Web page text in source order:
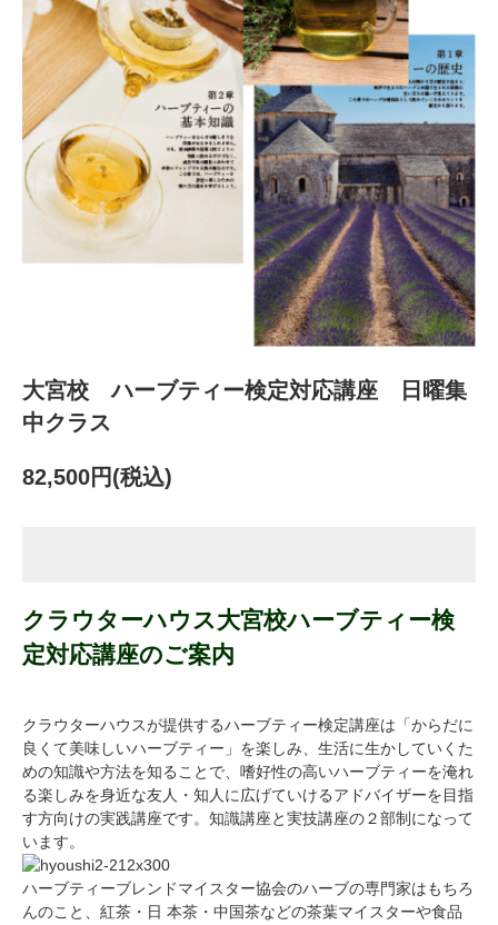
大宮校 ハーブティー検定対応講座 日曜集
中クラス
82,500円(税込)
クラウターハウス大宮校ハーブティー検
定対応講座のご案内
クラウターハウスが提供するハーブティー検定講座は「からだに
良くて美味しいハーブティー」を楽しみ、生活に生かしていくた
めの知識や方法を知ることで、嗜好性の高いハーブティーを淹れ
る楽しみを身近な友人・知人に広げていけるアドバイザーを目指
す方向けの実践講座です。知識講座と実技講座の２部制になって
います。
ハーブティーブレンドマイスター協会のハーブの専門家はもちろ
んのこと、紅茶・日 本茶・中国茶などの茶葉マイスターや食品